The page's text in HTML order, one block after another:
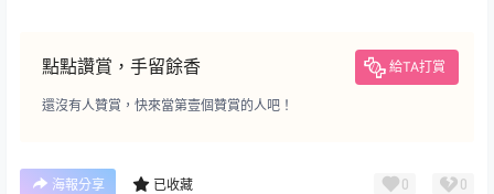
點點讚賞，手留餘香 給TA打賞
還沒有人贊賞，快來當第壹個贊賞的人吧！
海報分享 已收藏 0 0